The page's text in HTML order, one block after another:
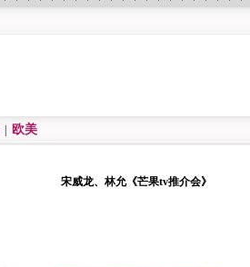
欧美
宋威龙、林允《芒果tv推介会》